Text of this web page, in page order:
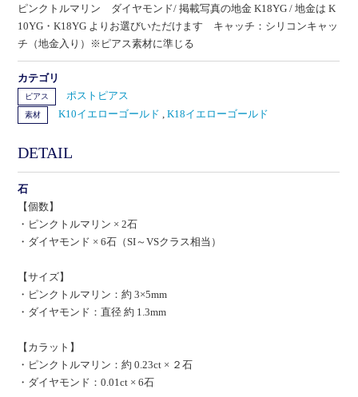
ピンクトルマリン ダイヤモンド/ 掲載写真の地金 K18YG / 地金は K
10YG・K18YG よりお選びいただけます キャッチ：シリコンキャッ
チ（地金入り）※ピアス素材に準じる
カテゴリ
ピアス ポストピアス
素材 K10イエローゴールド ,K18イエローゴールド
DETAIL
石
【個数】
・ピンクトルマリン × 2石
・ダイヤモンド × 6石（SI～VSクラス相当）
【サイズ】
・ピンクトルマリン：約 3×5mm
・ダイヤモンド：直径 約 1.3mm
【カラット】
・ピンクトルマリン：約 0.23ct × ２石
・ダイヤモンド：0.01ct × 6石